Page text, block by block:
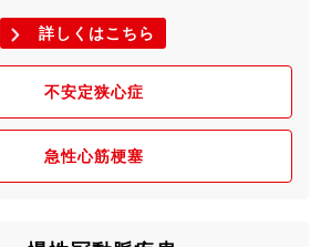
詳しくはこちら
不安定狭心症
急性心筋梗塞